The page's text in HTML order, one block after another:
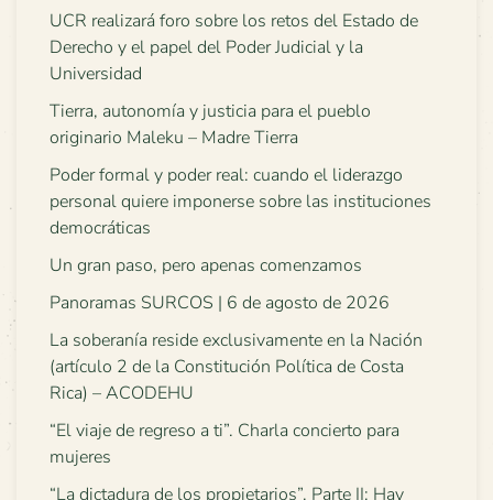
UCR realizará foro sobre los retos del Estado de
Derecho y el papel del Poder Judicial y la
Universidad
Tierra, autonomía y justicia para el pueblo
originario Maleku – Madre Tierra
Poder formal y poder real: cuando el liderazgo
personal quiere imponerse sobre las instituciones
democráticas
Un gran paso, pero apenas comenzamos
Panoramas SURCOS | 6 de agosto de 2026
La soberanía reside exclusivamente en la Nación
(artículo 2 de la Constitución Política de Costa
Rica) – ACODEHU
“El viaje de regreso a ti”. Charla concierto para
mujeres
“La dictadura de los propietarios”. Parte II: Hay